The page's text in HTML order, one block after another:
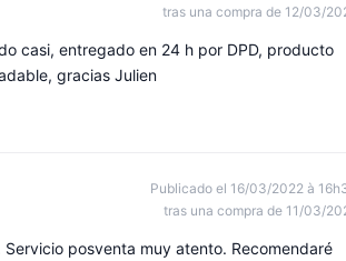
tras una compra de 12/03/
casi, entregado en 24 h por DPD, producto
gracias Julien
Publicado el 16/03/2022 à
tras una compra de 11/03/
posventa muy atento. Recomendaré